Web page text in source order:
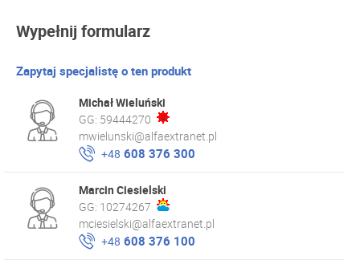
Wypełnij formularz
Zapytaj specjalistę o ten produkt
Michał Wieluński
GG: 59444270
mwielunski@alfaextranet.pl
+48 608 376 300
Marcin Ciesielski
GG: 10274267
mciesielski@alfaextranet.pl
+48 608 376 100